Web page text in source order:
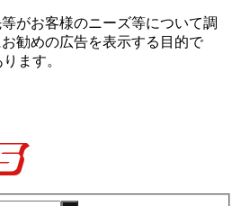
がお客様のニーズ等について調
勧めの広告を表⽰する⽬的で
ます。